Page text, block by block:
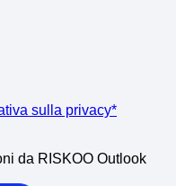
sulla privacy*
da RISKOO Outlook